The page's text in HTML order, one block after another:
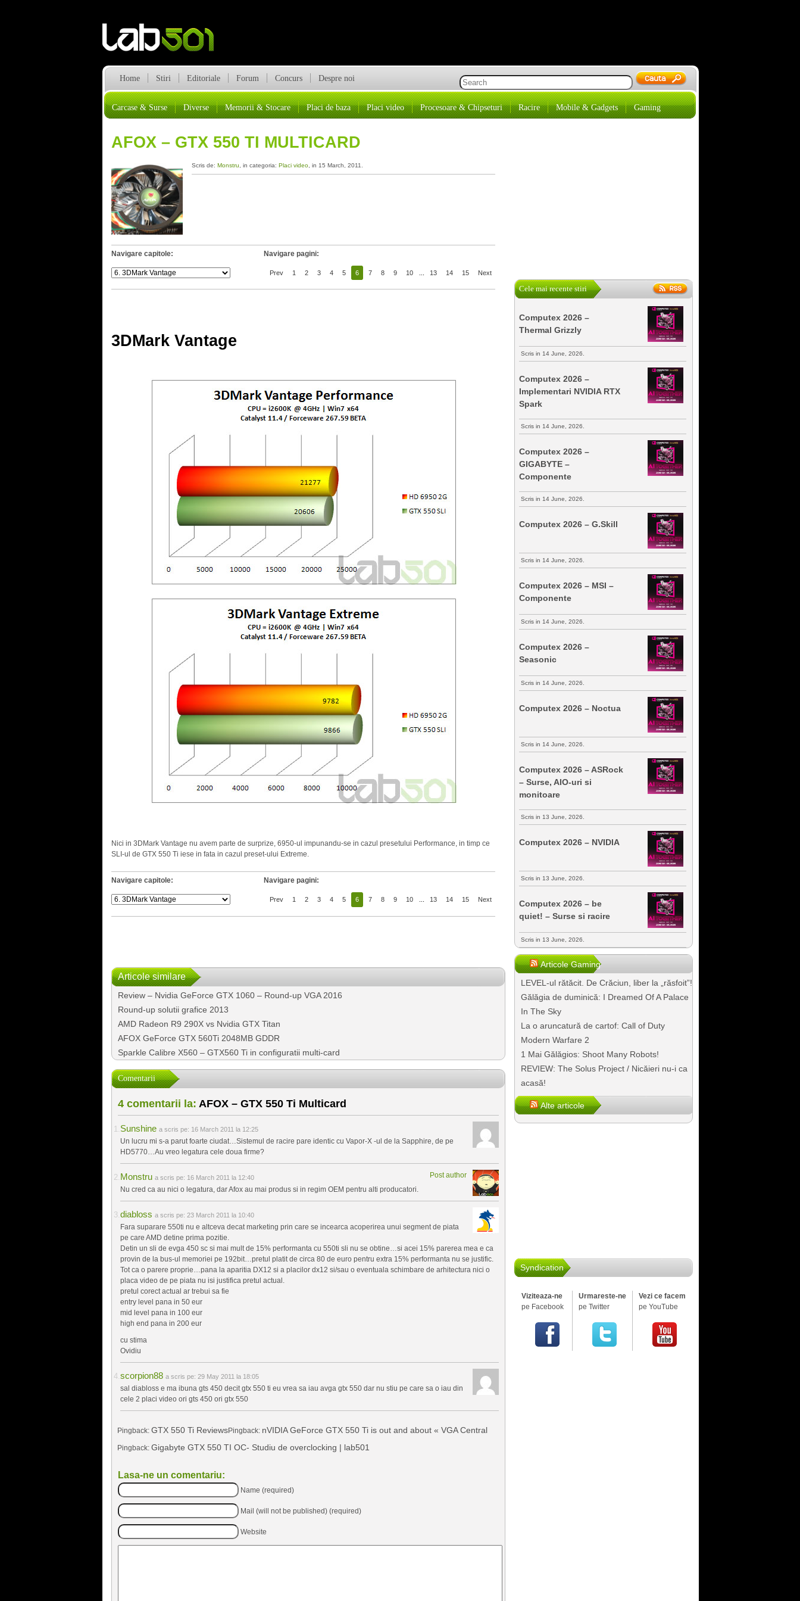
Home Stiri Editoriale Forum Concurs Despre noi
Carcase & Surse Diverse Memorii & Stocare Placi de baza Placi video Procesoare & Chipseturi Racire Mobile & Gadgets Gaming
AFOX – GTX 550 TI MULTICARD
Scris de: Monstru , in categoria: Placi video, in 15 March, 2011.
Navigare capitole: Navigare pagini:
Prev 1 2 3 4 5 6 7 8 9 10 13 14 15 Next
3DMark Vantage
Nici in 3DMark Vantage nu avem parte de surprize, 6950-ul impunandu-se in cazul presetului Performance, in timp ce
SLI-ul de GTX 550 Ti iese in fata in cazul preset-ului Extreme.
Navigare capitole: Navigare pagini:
Prev 1 2 3 4 5 6 7 8 9 10 13 14 15 Next
Articole similare
Review – Nvidia GeForce GTX 1060 – Round-up VGA 2016
Round-up solutii grafice 2013
AMD Radeon R9 290X vs Nvidia GTX Titan
AFOX GeForce GTX 560Ti 2048MB GDDR
Sparkle Calibre X560 – GTX560 Ti in configuratii multi-card
Comentarii
4 comentarii la: AFOX – GTX 550 Ti Multicard
Sunshine a scris pe: 16 March 2011 la 12:25
Un lucru mi s-a parut foarte ciudat…Sistemul de racire pare identic cu Vapor-X -ul de la Sapphire, de pe
HD5770…Au vreo legatura cele doua firme?
Monstru Post author
a scris pe: 16 March 2011 la 12:40
Nu cred ca au nici o legatura, dar Afox au mai produs si in regim OEM pentru alti producatori.
diabloss a scris pe: 23 March 2011 la 10:40
Fara suparare 550ti nu e altceva decat marketing prin care se incearca acoperirea unui segment de piata
pe care AMD detine prima pozitie.
Detin un sli de evga 450 sc si mai mult de 15% performanta cu 550ti sli nu se obtine…si acei 15% parerea mea e ca
provin de la bus-ul memoriei pe 192bit…pretul platit de circa 80 de euro pentru extra 15% performanta nu se justific.
Tot ca o parere proprie…pana la aparitia DX12 si a placilor dx12 si/sau o eventuala schimbare de arhitectura nici o
placa video de pe piata nu isi justifica pretul actual.
pretul corect actual ar trebui sa fie
entry level pana in 50 eur
mid level pana in 100 eur
high end pana in 200 eur
cu stima
Ovidiu
scorpion88 a scris pe: 29 May 2011 la 18:05
sal diabloss e ma ibuna gts 450 decit gtx 550 ti eu vrea sa iau avga gtx 550 dar nu stiu pe care sa o iau din
cele 2 placi video ori gts 450 ori gtx 550
Pingback: GTX 550 Ti ReviewsPingback: nVIDIA GeForce GTX 550 Ti is out and about « VGA Central
Pingback: Gigabyte GTX 550 TI OC- Studiu de overclocking | lab501
Lasa-ne un comentariu:
Name (required)
Mail (will not be published) (required)
Website
Cele mai recente stiri
Computex 2026 –
Thermal Grizzly
Scris in 14 June, 2026.
Computex 2026 –
Implementari NVIDIA RTX
Spark
Scris in 14 June, 2026.
Computex 2026 –
GIGABYTE –
Componente
Scris in 14 June, 2026.
Computex 2026 – G.Skill
Scris in 14 June, 2026.
Computex 2026 – MSI –
Componente
Scris in 14 June, 2026.
Computex 2026 –
Seasonic
Scris in 14 June, 2026.
Computex 2026 – Noctua
Scris in 14 June, 2026.
Computex 2026 – ASRock
– Surse, AIO-uri si
monitoare
Scris in 13 June, 2026.
Computex 2026 – NVIDIA
Scris in 13 June, 2026.
Computex 2026 – be
quiet! – Surse si racire
Scris in 13 June, 2026.
Articole Gaming
LEVEL-ul rătăcit. De Crăciun, liber la „răsfoit”!
Gălăgia de duminică: I Dreamed Of A Palace
In The Sky
La o aruncatură de cartof: Call of Duty
Modern Warfare 2
1 Mai Gălăgios: Shoot Many Robots!
REVIEW: The Solus Project / Nicăieri nu-i ca
acasă!
Alte articole
Syndication
Viziteaza-ne
pe Facebook
Urmareste-ne
pe Twitter
Vezi ce facem
pe YouTube